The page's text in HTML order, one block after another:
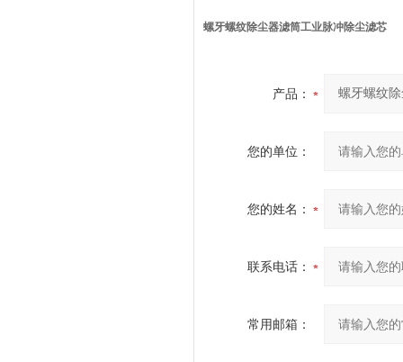
螺牙螺纹除尘器滤筒工业脉冲除尘滤芯
产品：
您的单位：
您的姓名：
联系电话：
常用邮箱：